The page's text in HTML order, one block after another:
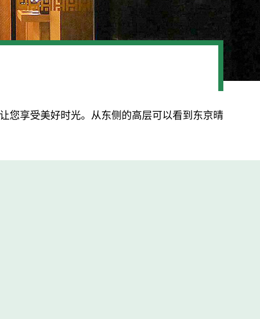
您享受美好时光。从东侧的高层可以看到东京晴